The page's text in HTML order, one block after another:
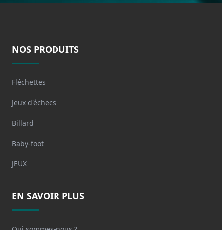
NOS PRODUITS
Fléchettes
Jeux d'échecs
Billard
Baby-foot
JEUX
EN SAVOIR PLUS